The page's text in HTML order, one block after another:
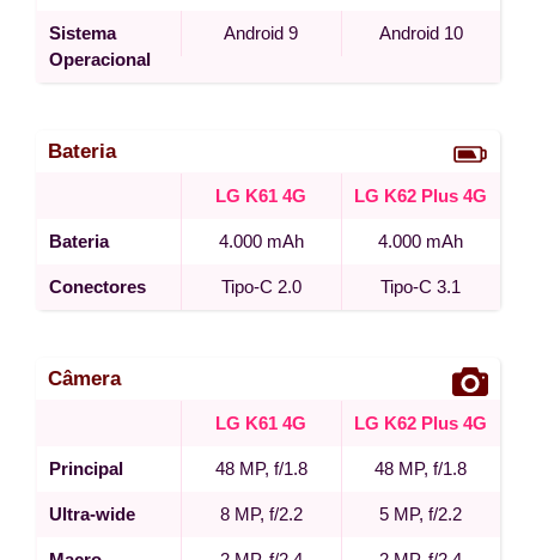
Sistema
Operacional
Android 9 Android 10
Bateria
LG K61 4G LG K62 Plus 4G
Bateria 4.000 mAh 4.000 mAh
Conectores Tipo-C 2.0 Tipo-C 3.1
Câmera
LG K61 4G LG K62 Plus 4G
Principal 48 MP, f/1.8 48 MP, f/1.8
Ultra-wide 8 MP, f/2.2 5 MP, f/2.2